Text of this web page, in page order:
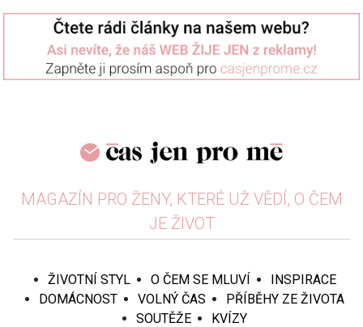
MAGAZÍN PRO ŽENY, KTERÉ UŽ VĚDÍ, O ČEM
JE ŽIVOT
ŽIVOTNÍ STYL O ČEM SE MLUVÍ
INSPIRACE
DOMÁCNOST
VOLNÝ ČAS
PŘÍBĚHY ZE ŽIVOTA
SOUTĚŽE
KVÍZY